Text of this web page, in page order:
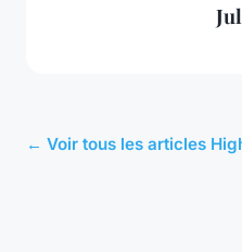
← Voir tous les articles